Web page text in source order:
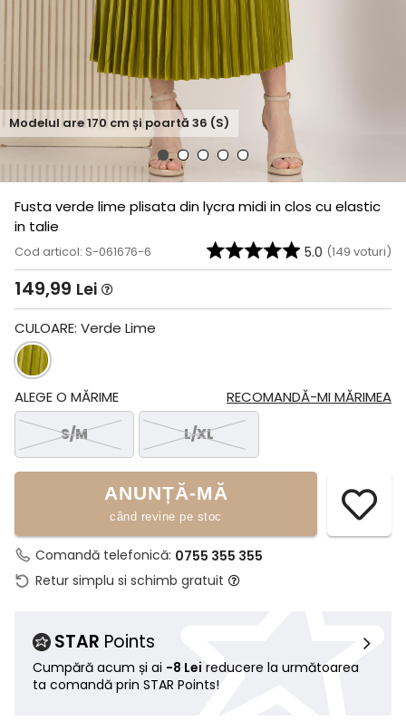
Modelul are170 cm și poartă 36 (S)
Fusta verde lime plisata din lycra midi in clos cu elastic
in talie
Cod articol: S-061676-6 5.0 (149 voturi)
149,99 Lei
CULOARE: Verde Lime
RECOMANDĂ-MI MĂRIMEA
ALEGE O MĂRIME
S/M
L/XL
ANUNȚĂ-MĂ
când revine pe stoc
Comandă telefonică: 0755 355 355
Retur simplu si schimb gratuit
STAR Points
Cumpără acum și ai -8 Lei reducere la următoarea
ta comandă prin STAR Points!